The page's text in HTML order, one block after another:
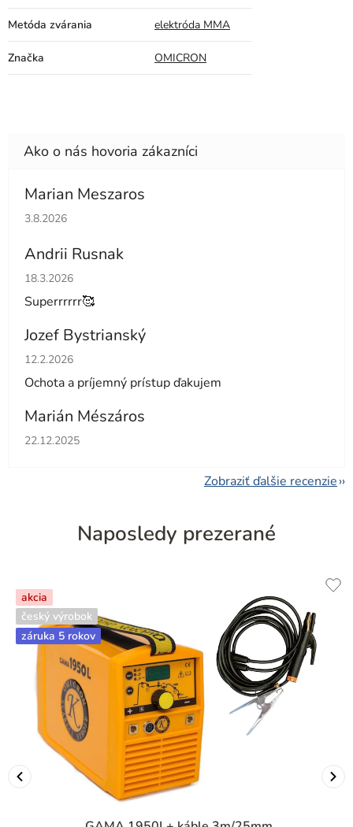
Metóda zvárania elektróda MMA
Značka OMICRON
Marian Meszaros
Hodnotenie obchodu je 5 z 5 hviezdičiek.
3.8.2026
Andrii Rusnak
Hodnotenie obchodu je 5 z 5 hviezdičiek.
18.3.2026
Superrrrrr🥰
Jozef Bystrianský
Hodnotenie obchodu je 5 z 5 hviezdičiek.
12.2.2026
Ochota a príjemný prístup ďakujem
Marián Mészáros
Hodnotenie obchodu je 5 z 5 hviezdičiek.
22.12.2025
Zobraziť ďalšie recenzie
Naposledy prezerané
akcia
český výrobok
záruka 5 rokov